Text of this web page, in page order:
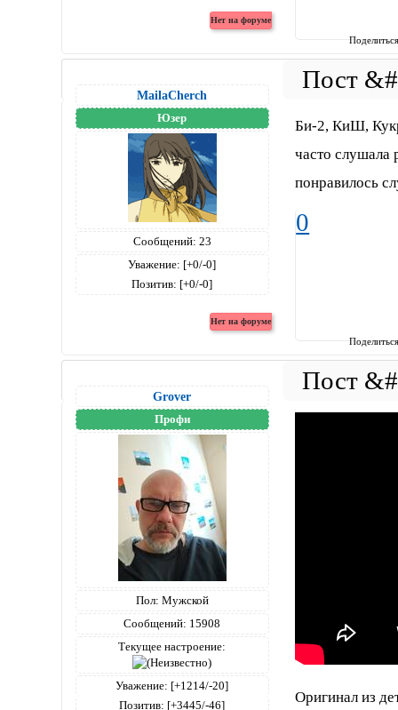
MailaCherch
Юзер
Сообщений: 23
Уважение: [+0/-0]
Позитив: [+0/-0]
Би-2, КиШ,
часто слушала
понравилось
0
Grover
Профи
Пол: Мужской
Сообщений: 15908
Текущее настроение:
Уважение: [+1214/-20]
Позитив: [+3445/-46] Оригинал из